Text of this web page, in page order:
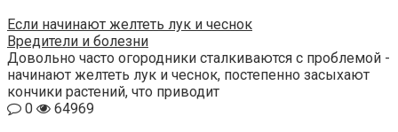
Если начинают желтеть лук и чеснок
Вредители и болезни
Довольно часто огородники сталкиваются с проблемой -
начинают желтеть лук и чеснок, постепенно засыхают
кончики растений, что приводит
0
64969